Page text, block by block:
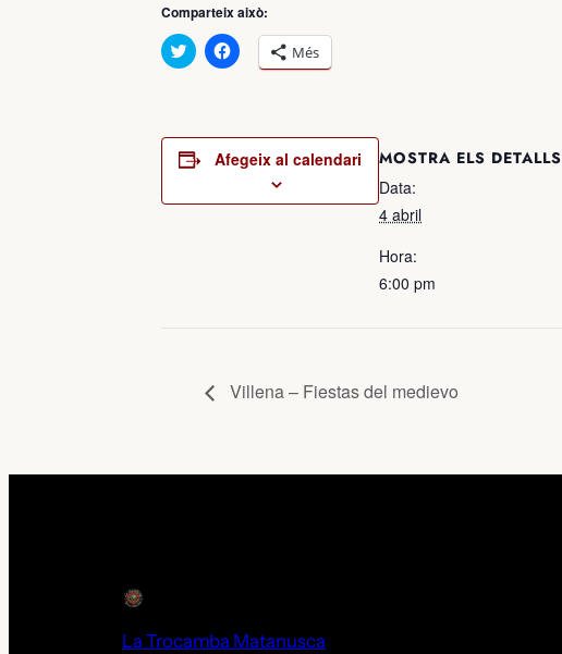
Comparteix això:
Feu
clic
(S’obre
en
una
nova
Feu
clic
(S’obre
una
nova
finestra)
Més
Afegeix al calendari
MOSTRA ELS DETALLS
Data:
4 abril
Hora:
6:00 pm
Villena – Fiestas del medievo
La Trocamba Matanusca